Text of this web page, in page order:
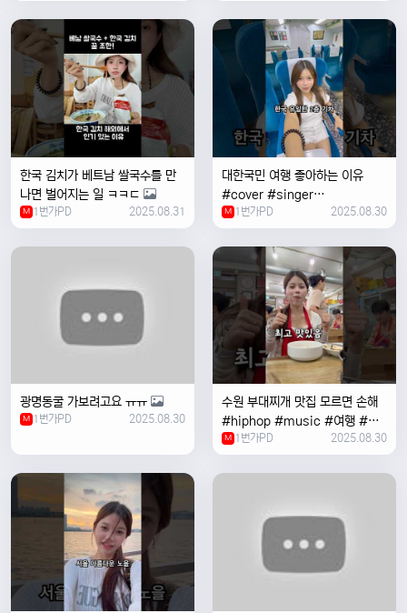
한국 김치가 베트남 쌀국수를 만
나면 벌어지는 일 ㅋㅋㄷ
M 1번가PD 2025.08.31
대한국민 여행 좋아하는 이유
#cover #singer
#coversong #music #한국
여행 #한국
M 1번가PD 2025.08.30
광명동굴 가보려고요 ㅠㅠ
M 1번가PD 2025.08.30
수원 부대찌개 맛집 모르면 손해
#hiphop #music #여행 #맛
집 #수원 #한국여행 #베트남여
자 #혼자여행
M 1번가PD 2025.08.30